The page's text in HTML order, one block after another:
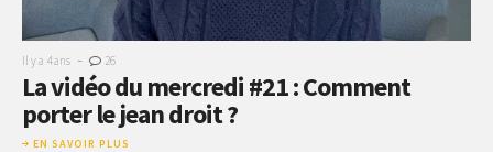
Il y a 4 ans - 26
La vidéo du mercredi #21 : Comment
porter le jean droit ?
EN SAVOIR PLUS